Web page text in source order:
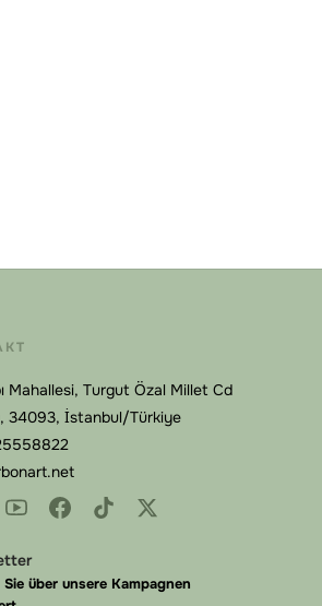
Mahallesi, Turgut Özal Millet Cd
34093, İstanbul/Türkiye
Sie über unsere Kampagnen